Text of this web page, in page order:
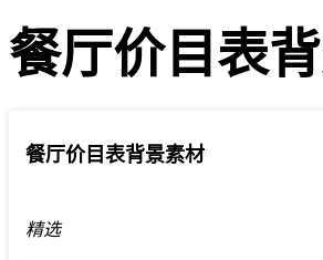
餐厅价目表
餐厅价目表背景素材
精选